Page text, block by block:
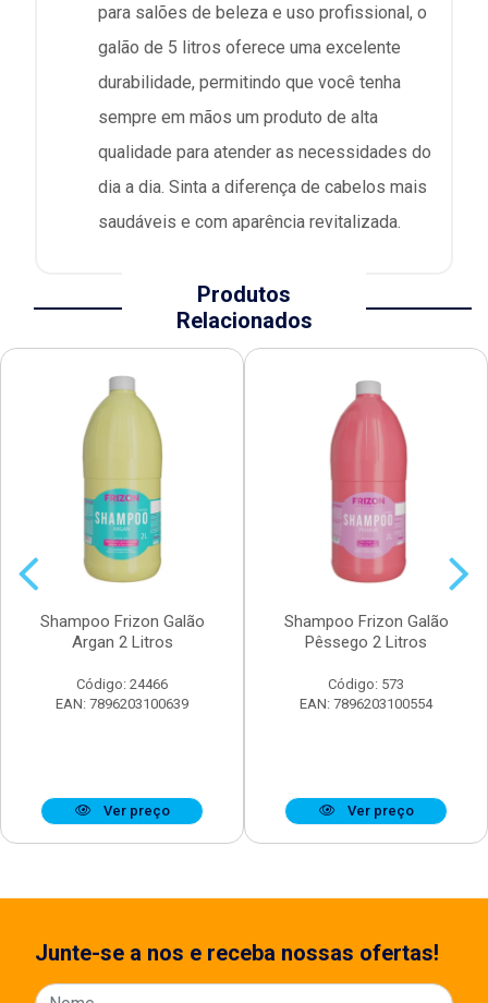
para salões de beleza e uso profissional, o
galão de 5 litros oferece uma excelente
durabilidade, permitindo que você tenha
sempre em mãos um produto de alta
qualidade para atender as necessidades do
dia a dia. Sinta a diferença de cabelos mais
saudáveis e com aparência revitalizada.
Produtos
Relacionados
Shampoo Frizon Galão
Argan 2 Litros
Código: 24466
EAN: 7896203100639
Ver preço
Shampoo Frizon Galão
Pêssego 2 Litros
Código: 573
EAN: 7896203100554
Ver preço
Junte-se a nos e receba nossas ofertas!